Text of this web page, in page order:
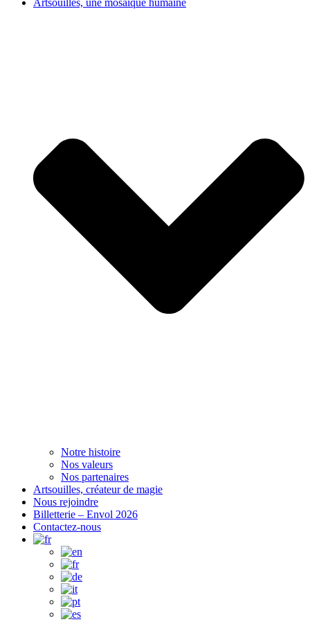
Artsouilles, une mosaïque humaine
Notre histoire
Nos valeurs
Nos partenaires
Artsouilles, créateur de magie
Nous rejoindre
Billetterie – Envol 2026
Contactez-nous